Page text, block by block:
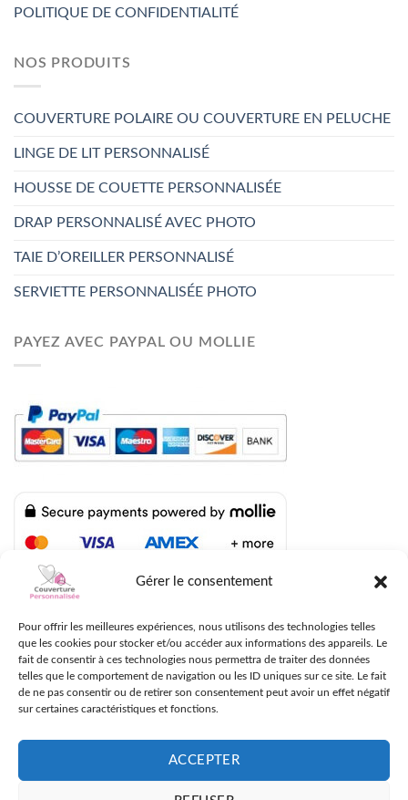
Gérer le consentement
Pour offrir les meilleures expériences, nous utilisons des technologies telles
que les cookies pour stocker et/ou accéder aux informations des appareils. Le
fait de consentir à ces technologies nous permettra de traiter des données
telles que le comportement de navigation ou les ID uniques sur ce site. Le fait
de ne pas consentir ou de retirer son consentement peut avoir un effet négatif
sur certaines caractéristiques et fonctions.
ACCEPTER
POLITIQUE DE CONFIDENTIALITÉ
NOS PRODUITS
COUVERTURE POLAIRE OU COUVERTURE EN PELUCHE
LINGE DE LIT PERSONNALISÉ
HOUSSE DE COUETTE PERSONNALISÉE
DRAP PERSONNALISÉ AVEC PHOTO
TAIE D’OREILLER PERSONNALISÉ
SERVIETTE PERSONNALISÉE PHOTO
PAYEZ AVEC PAYPAL OU MOLLIE
LIVRAISON RAPIDE AVEC UPS, DPD ET FEDEX